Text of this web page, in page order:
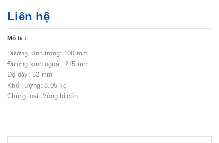
Liên hệ
Mô tả :
Đường kính trong: 100 mm
Đường kính ngoài: 215 mm
Độ dày: 52 mm
Khối lượng: 8.05 kg
Chủng loại: Vòng bi côn